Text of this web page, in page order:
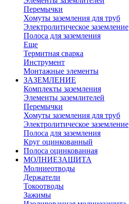
Перемычки
Хомуты заземления для труб
Электролитическое заземление
Полоса для заземления
Еще
Термитная сварка
Инструмент
Монтажные элементы
ЗАЗЕМЛЕНИЕ
Комплекты заземления
Элементы заземлителей
Перемычки
Хомуты заземления для труб
Электролитическое заземление
Полоса для заземления
Круг оцинкованный
Полоса оцинкованная
МОЛНИЕЗАЩИТА
Молниеотводы
Держатели
Токоотводы
Зажимы